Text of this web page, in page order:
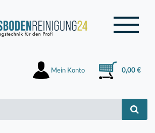
Mein Konto 0,00 €